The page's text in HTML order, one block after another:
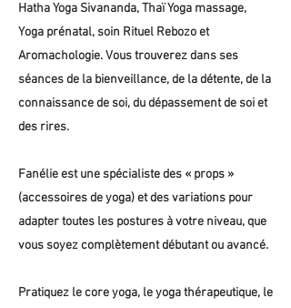
Hatha Yoga Sivananda, Thaï Yoga massage,
Yoga prénatal, soin Rituel Rebozo et
Aromachologie.Vous trouverez dans ses
séances de la bienveillance, de la détente, de la
connaissance de soi, du dépassement de soi et
des rires.
Fanélie est une spécialiste des « props »
(accessoires de yoga) et des variations pour
adapter toutes les postures à votre niveau, que
vous soyez complètement débutant ou avancé.
Pratiquez le core yoga, le yoga thérapeutique, le